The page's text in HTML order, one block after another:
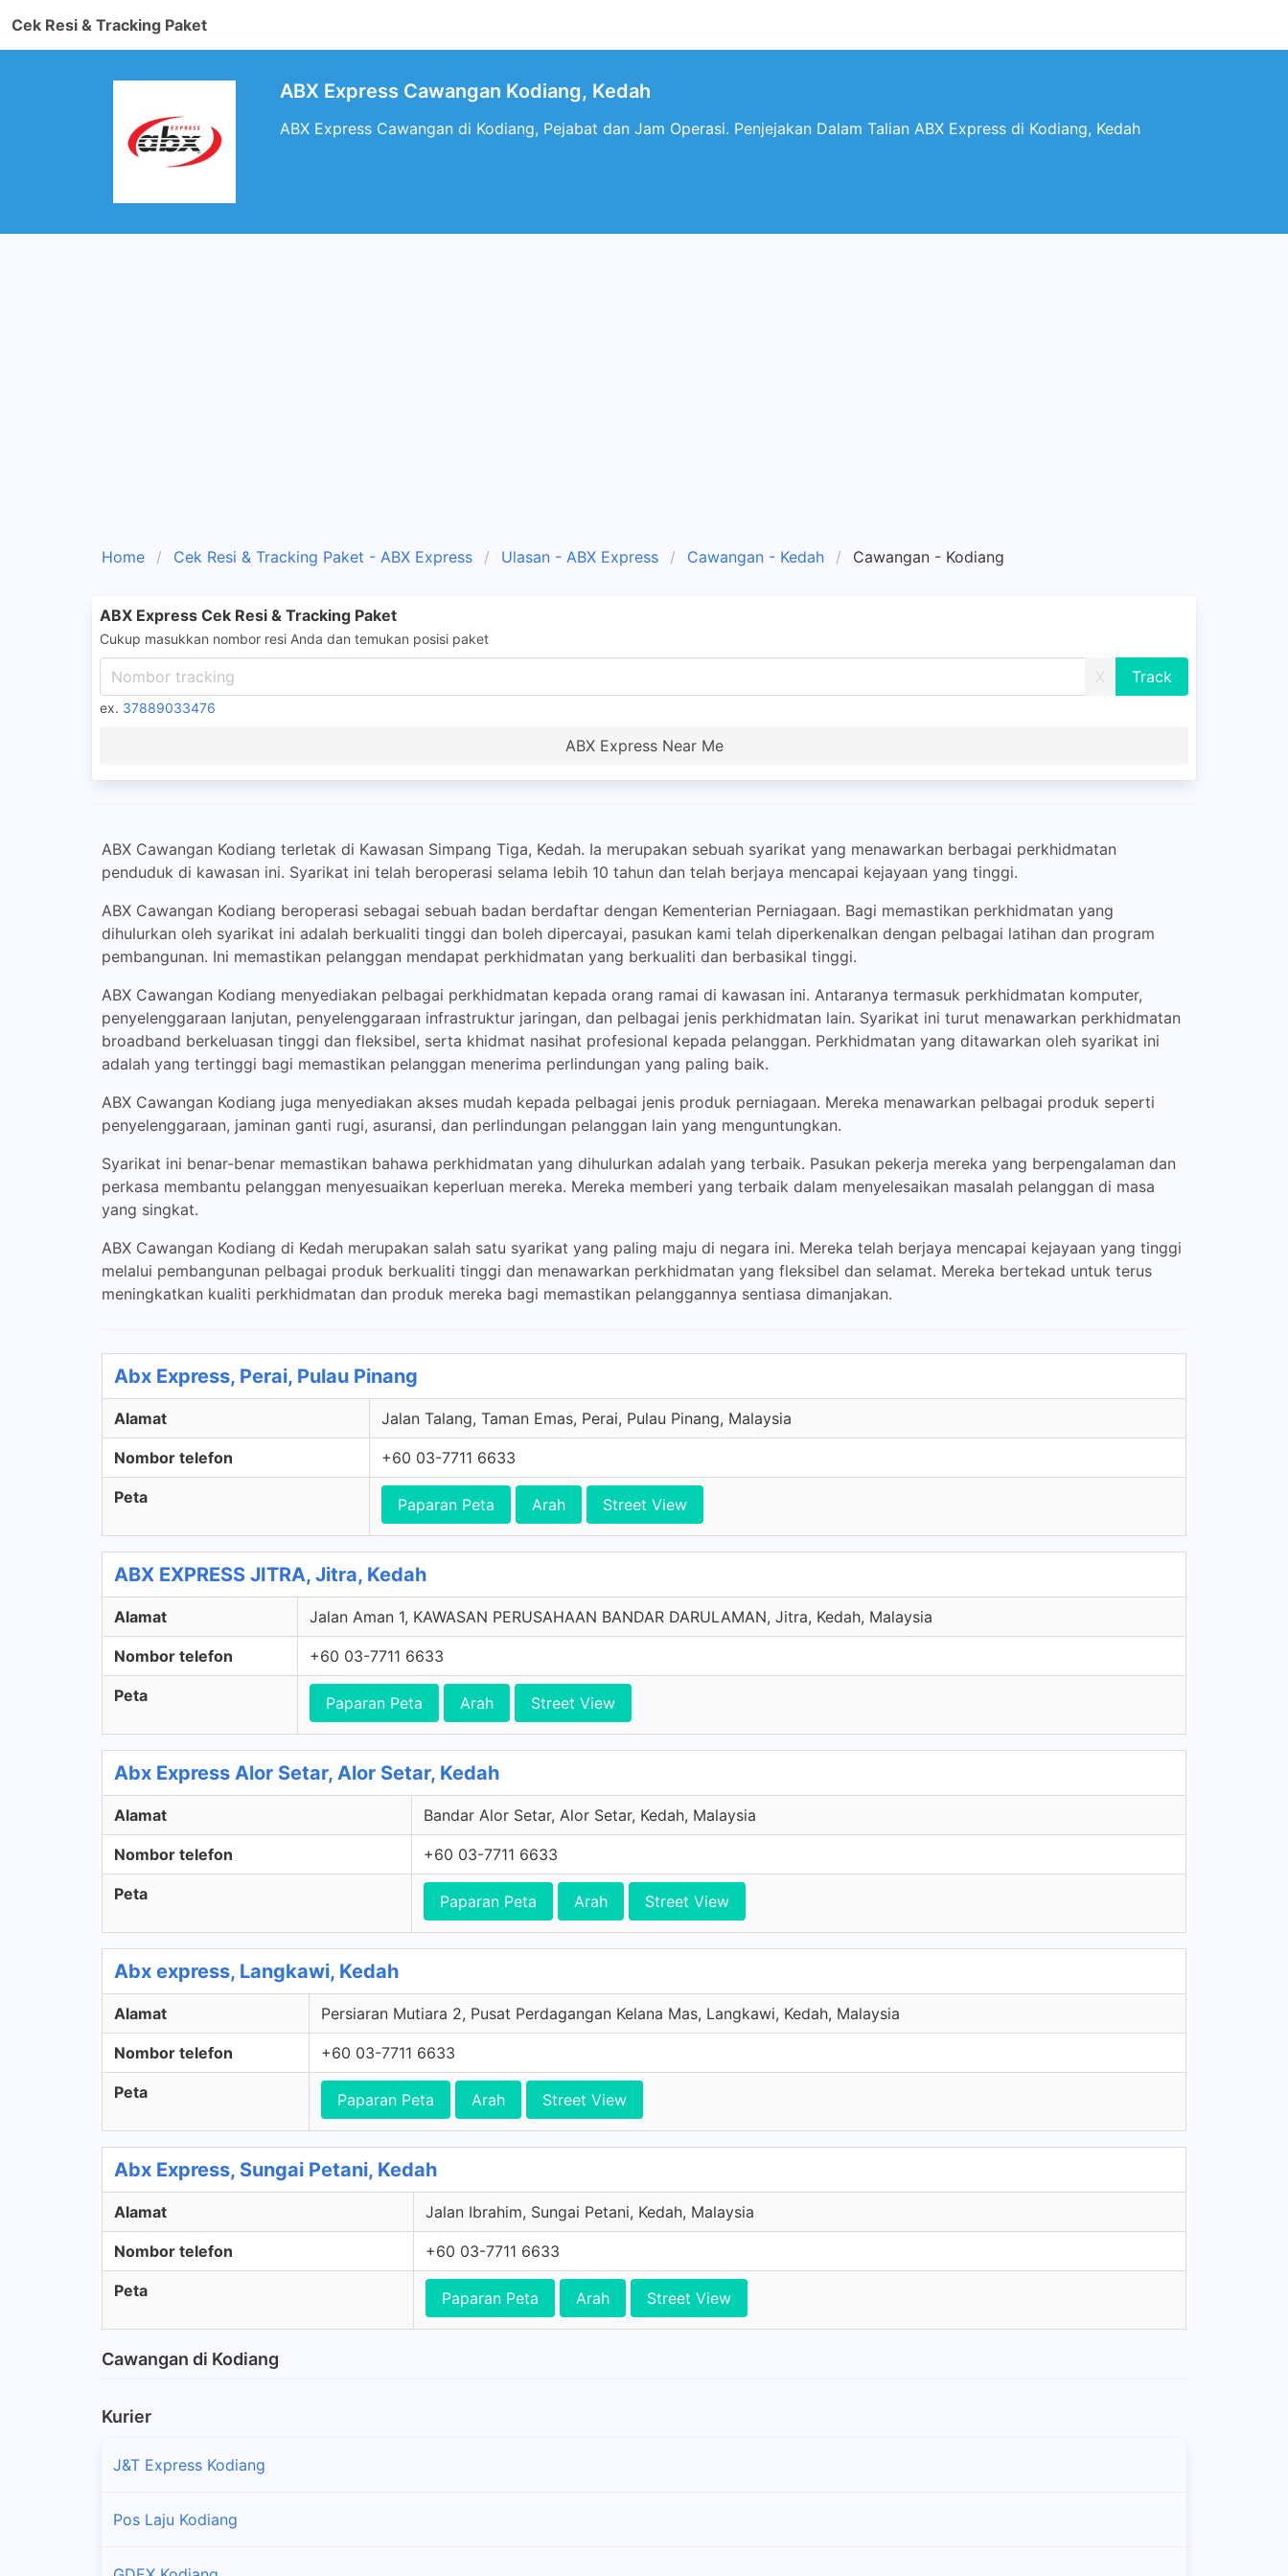
Cek Resi & Tracking Paket
ABX Express Cawangan Kodiang, Kedah
ABX Express Cawangan di Kodiang, Pejabat dan Jam Operasi. Penjejakan Dalam Talian ABX Express di Kodiang, Kedah
Home Cek Resi & Tracking Paket - ABX Express Ulasan - ABX Express Cawangan - Kedah Cawangan - Kodiang
ABX Express Cek Resi & Tracking Paket
Cukup masukkan nombor resi Anda dan temukan posisi paket
X
ex. 37889033476
ABX Express Near Me
ABX Cawangan Kodiang terletak di Kawasan Simpang Tiga, Kedah. Ia merupakan sebuah syarikat yang menawarkan berbagai perkhidmatan
penduduk di kawasan ini. Syarikat ini telah beroperasi selama lebih 10 tahun dan telah berjaya mencapai kejayaan yang tinggi.
ABX Cawangan Kodiang beroperasi sebagai sebuah badan berdaftar dengan Kementerian Perniagaan. Bagi memastikan perkhidmatan yang
dihulurkan oleh syarikat ini adalah berkualiti tinggi dan boleh dipercayai, pasukan kami telah diperkenalkan dengan pelbagai latihan dan program
pembangunan. Ini memastikan pelanggan mendapat perkhidmatan yang berkualiti dan berbasikal tinggi.
ABX Cawangan Kodiang menyediakan pelbagai perkhidmatan kepada orang ramai di kawasan ini. Antaranya termasuk perkhidmatan komputer,
penyelenggaraan lanjutan, penyelenggaraan infrastruktur jaringan, dan pelbagai jenis perkhidmatan lain. Syarikat ini turut menawarkan perkhidmatan
broadband berkeluasan tinggi dan fleksibel, serta khidmat nasihat profesional kepada pelanggan. Perkhidmatan yang ditawarkan oleh syarikat ini
adalah yang tertinggi bagi memastikan pelanggan menerima perlindungan yang paling baik.
ABX Cawangan Kodiang juga menyediakan akses mudah kepada pelbagai jenis produk perniagaan. Mereka menawarkan pelbagai produk seperti
penyelenggaraan, jaminan ganti rugi, asuransi, dan perlindungan pelanggan lain yang menguntungkan.
Syarikat ini benar-benar memastikan bahawa perkhidmatan yang dihulurkan adalah yang terbaik. Pasukan pekerja mereka yang berpengalaman dan
perkasa membantu pelanggan menyesuaikan keperluan mereka. Mereka memberi yang terbaik dalam menyelesaikan masalah pelanggan di masa
yang singkat.
ABX Cawangan Kodiang di Kedah merupakan salah satu syarikat yang paling maju di negara ini. Mereka telah berjaya mencapai kejayaan yang tinggi
melalui pembangunan pelbagai produk berkualiti tinggi dan menawarkan perkhidmatan yang fleksibel dan selamat. Mereka bertekad untuk terus
meningkatkan kualiti perkhidmatan dan produk mereka bagi memastikan pelanggannya sentiasa dimanjakan.
Abx Express, Perai, Pulau Pinang
Alamat Jalan Talang, Taman Emas, Perai, Pulau Pinang, Malaysia
Nombor telefon +60 03-7711 6633
Peta Paparan Peta Arah Street View
ABX EXPRESS JITRA, Jitra, Kedah
Alamat Jalan Aman 1, KAWASAN PERUSAHAAN BANDAR DARULAMAN, Jitra, Kedah, Malaysia
Nombor telefon +60 03-7711 6633
Peta Paparan Peta Arah Street View
Abx Express Alor Setar, Alor Setar, Kedah
Alamat Bandar Alor Setar, Alor Setar, Kedah, Malaysia
Nombor telefon +60 03-7711 6633
Peta Paparan Peta Arah Street View
Abx express, Langkawi, Kedah
Alamat Persiaran Mutiara 2, Pusat Perdagangan Kelana Mas, Langkawi, Kedah, Malaysia
Nombor telefon +60 03-7711 6633
Peta Paparan Peta Arah Street View
Abx Express, Sungai Petani, Kedah
Alamat Jalan Ibrahim, Sungai Petani, Kedah, Malaysia
Nombor telefon +60 03-7711 6633
Peta Paparan Peta Arah Street View
Cawangan di Kodiang
Kurier
J&T Express Kodiang
Pos Laju Kodiang